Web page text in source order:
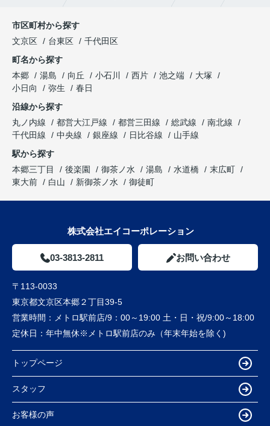
市区町村から探す
文京区
台東区
千代田区
町名から探す
本郷
湯島 向丘 小石川 西片 池之端
大塚
小日向
弥生
春日
沿線から探す
丸ノ内線
都営大江戸線 都営三田線 総武線
南北線
千代田線
中央線 銀座線 日比谷線
山手線
駅から探す
本郷三丁目
後楽園 御茶ノ水 湯島 水道橋
末広町
東大前
白山 新御茶ノ水 御徒町
株式会社エイコーポレーション
03-3813-2811 お問い合わせ
〒113-0033
東京都文京区本郷２丁目39-5
営業時間：
メトロ駅前店/9：00～19:00 土・日・祝/9:00～18:00
定休日： 年中無休※メトロ駅前店のみ（年末年始を除く)
トップページ
スタッフ
お客様の声